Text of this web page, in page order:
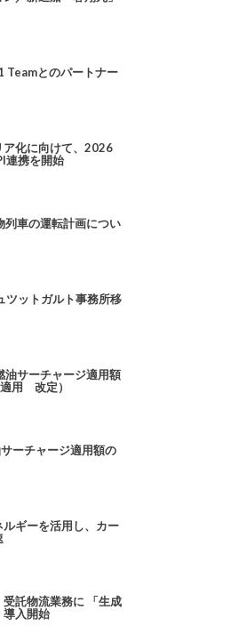
Teamとのパートナー
ア化に向けて、2026
連携を開始
列車の運転計画につい
ツットガルト事務所移
油サーチャージ適用額
用 改定）
ーチャージ適用額の
ギーを活用し、カー
託物流業務に 「生成
入開始